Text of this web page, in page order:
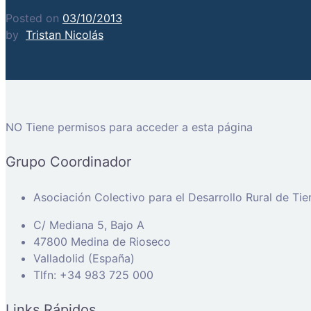
Posted on 03/10/2013
by Tristan Nicolás
NO Tiene permisos para acceder a esta página
Grupo Coordinador
Asociación Colectivo para el Desarrollo Rural de
C/ Mediana 5, Bajo A
47800 Medina de Rioseco
Valladolid (España)
Tlfn: +34 983 725 000